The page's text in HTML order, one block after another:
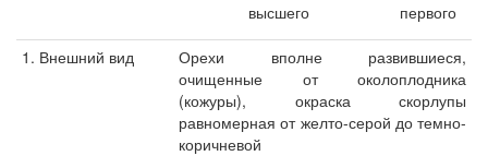
высшего первого
1. Внешний вид
Орехи вполне развившиеся,
очищенные от околоплодника
(кожуры), окраска скорлупы
равномерная от желто-серой до темно-
коричневой